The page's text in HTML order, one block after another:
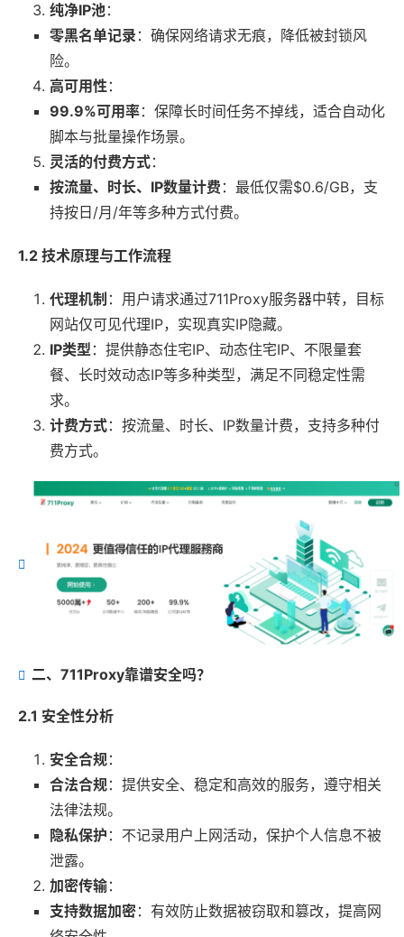
纯净IP池：
零黑名单记录 ：确保网络请求无痕，降低被封锁风
险。
高可用性：
99.9%可用率：保障长时间任务不掉线，适合自动化
脚本与批量操作场景。
灵活的付费方式：
按流量、时长、IP数量计费 ：最低仅需$0.6/GB，支
持按日/月/年等多种方式付费。
1.2 技术原理与工作流程
代理机制 ：用户请求通过711Proxy服务器中转，目标
网站仅可见代理IP，实现真实IP隐藏。
IP类型：提供静态住宅IP、动态住宅IP、不限量套
餐、长时效动态IP等多种类型，满足不同稳定性需
求。
计费方式：按流量、时长、IP数量计费，支持多种付
费方式。
二、711Proxy靠谱安全吗？
2.1 安全性分析
安全合规：
合法合规：提供安全、稳定和高效的服务，遵守相关
法律法规。
隐私保护 ：不记录用户上网活动，保护个人信息不被
泄露。
加密传输：
支持数据加密：有效防止数据被窃取和篡改，提高网